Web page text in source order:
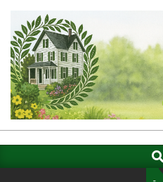
content
CASA
E
Navigation